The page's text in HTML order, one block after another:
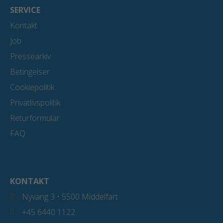
SERVICE
Kontakt
Job
Pressearkiv
Betingelser
Cookiepolitik
Privatlivspolitik
Returformular
FAQ
KONTAKT
Nyvang 3 • 5500 Middelfart
+45 6440 1122